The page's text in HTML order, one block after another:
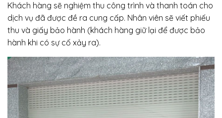
Khách hàng sẽ nghiệm thu công trình và thanh toán cho
dịch vụ đã được đề ra cung cấp. Nhân viên sẽ viết phiếu
thu và giấy bảo hành (khách hàng giữ lại để được bảo
hành khi có sự cố xảy ra).